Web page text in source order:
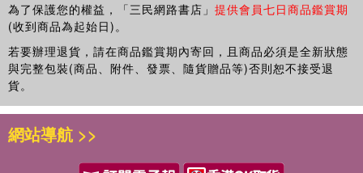
為了保護您的權益，「三民網路書店」 提供會員七日商品鑑賞期
(收到商品為起始日)。
若要辦理退貨，請在商品鑑賞期內寄回，且商品必須是全新狀態
與完整包裝(商品、附件、發票、隨貨贈品等)否則恕不接受退
貨。
網站導航 >>